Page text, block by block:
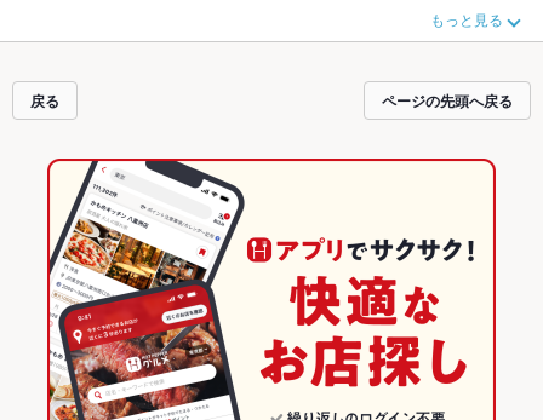
ックしてみてください。ホットペッパーグルメなら、お得なクーポンはもちろ
ん、こだわりメニュー肉じゃがや季節のおすすめ料理など、お店の最新情報を
拡大中です。友達どうしの飲み会にも、会社の宴会にも、デートやパーティに
もお得に便利にホットペッパーグルメをご利用ください。
もっと見る
戻る ページの先頭へ戻る